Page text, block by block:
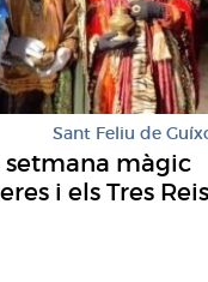
Sant Feliu de
setmana màgic
i els Tres Reis